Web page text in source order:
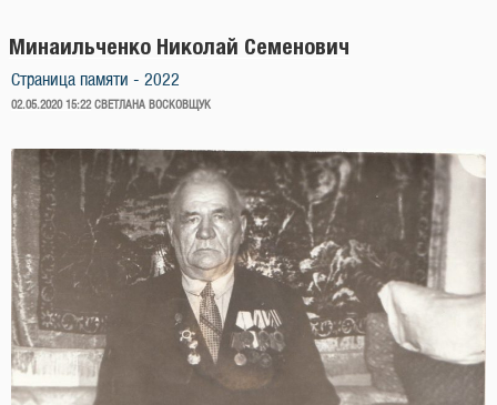
Минаильченко Николай Семенович
Страница памяти - 2022
ОПУБЛИКОВАНО
02.05.2020 15:22 СВЕТЛАНА ВОСКОВЩУК